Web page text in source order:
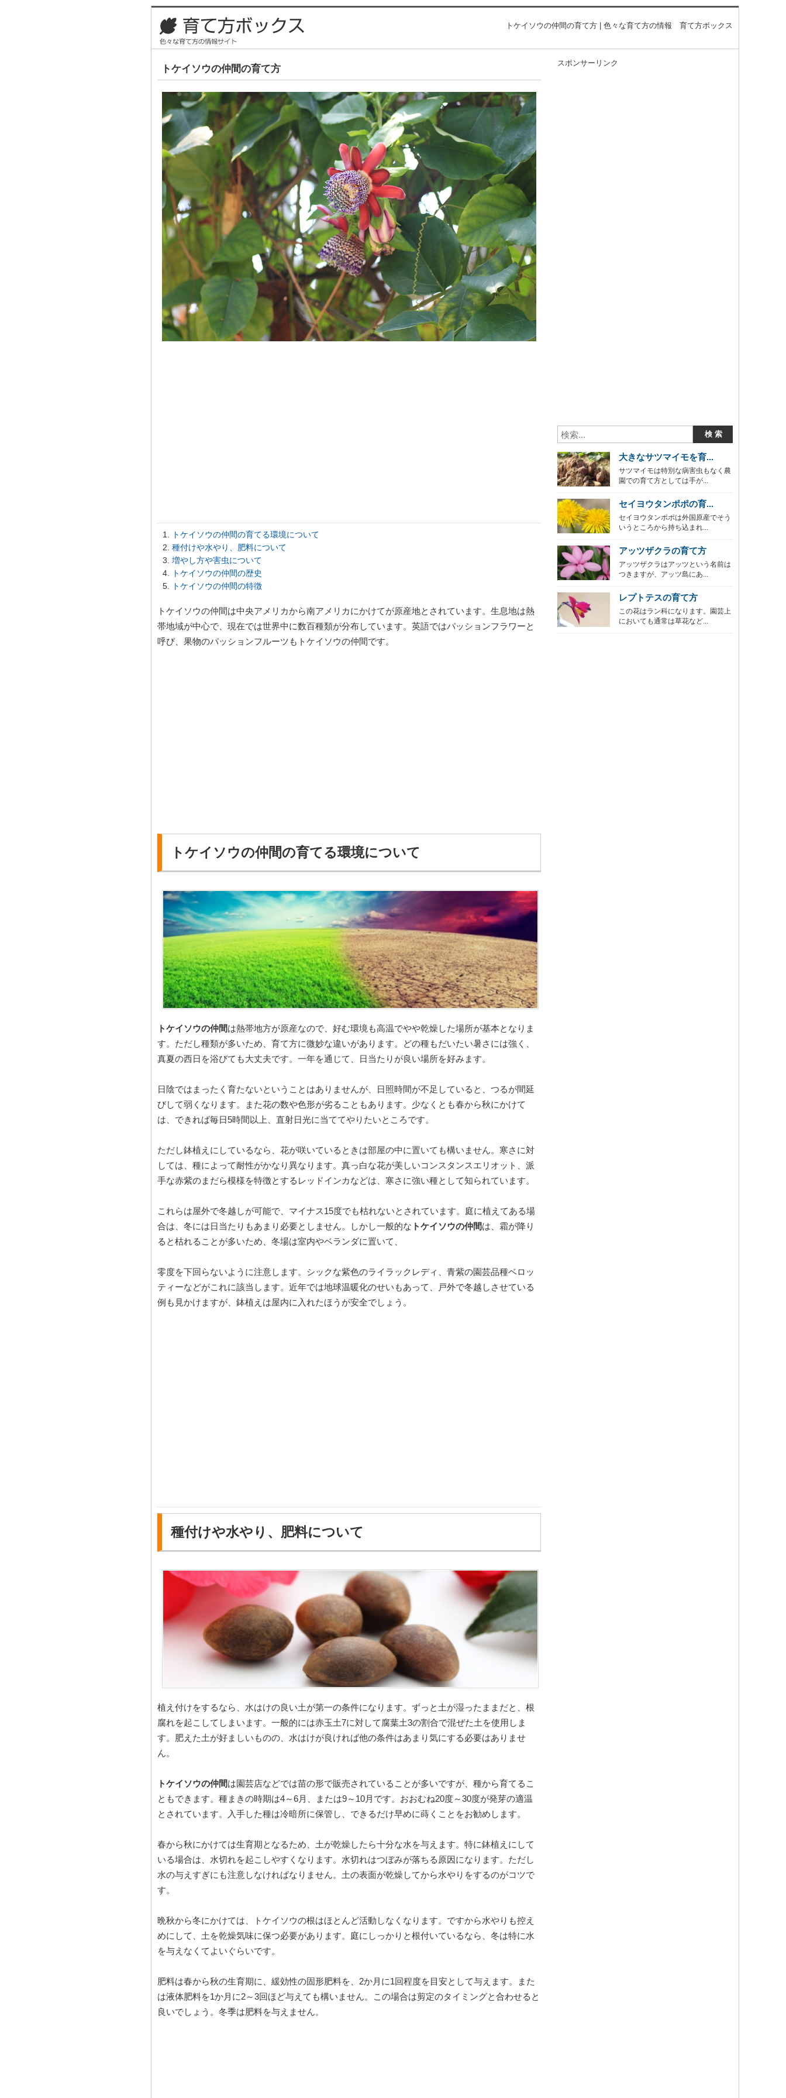
トケイソウの仲間の育て方 | 色々な育て方の情報 育て方ボックス
トケイソウの仲間の育て方
トケイソウの仲間の育てる環境について
種付けや水やり、肥料について
増やし方や害虫について
トケイソウの仲間の歴史
トケイソウの仲間の特徴
トケイソウの仲間は中央アメリカから南アメリカにかけてが原産地とされています。生息地は熱
帯地域が中心で、現在では世界中に数百種類が分布しています。英語ではパッションフラワーと
呼び、果物のパッションフルーツもトケイソウの仲間です。
トケイソウの仲間の育てる環境について
トケイソウの仲間は熱帯地方が原産なので、好む環境も高温でやや乾燥した場所が基本となりま
す。ただし種類が多いため、育て方に微妙な違いがあります。どの種もだいたい暑さには強く、
真夏の西日を浴びても大丈夫です。一年を通じて、日当たりが良い場所を好みます。
日陰ではまったく育たないということはありませんが、日照時間が不足していると、つるが間延
びして弱くなります。また花の数や色形が劣ることもあります。少なくとも春から秋にかけて
は、できれば毎日5時間以上、直射日光に当ててやりたいところです。
ただし鉢植えにしているなら、花が咲いているときは部屋の中に置いても構いません。寒さに対
しては、種によって耐性がかなり異なります。真っ白な花が美しいコンスタンスエリオット、派
手な赤紫のまだら模様を特徴とするレッドインカなどは、寒さに強い種として知られています。
これらは屋外で冬越しが可能で、マイナス15度でも枯れないとされています。庭に植えてある場
合は、冬には日当たりもあまり必要としません。しかし一般的な トケイソウの仲間は、霜が降り
ると枯れることが多いため、冬場は室内やベランダに置いて、
零度を下回らないように注意します。シックな紫色のライラックレディ、青紫の園芸品種ベロッ
ティーなどがこれに該当します。近年では地球温暖化のせいもあって、戸外で冬越しさせている
例も見かけますが、鉢植えは屋内に入れたほうが安全でしょう。
種付けや水やり、肥料について
植え付けをするなら、水はけの良い土が第一の条件になります。ずっと土が湿ったままだと、根
腐れを起こしてしまいます。一般的には赤玉土7に対して腐葉土3の割合で混ぜた土を使用しま
す。肥えた土が好ましいものの、水はけが良ければ他の条件はあまり気にする必要はありませ
ん。
トケイソウの仲間は園芸店などでは苗の形で販売されていることが多いですが、種から育てるこ
ともできます。種まきの時期は4～6月、または9～10月です。おおむね20度～30度が発芽の適温
とされています。入手した種は冷暗所に保管し、できるだけ早めに蒔くことをお勧めします。
春から秋にかけては生育期となるため、土が乾燥したら十分な水を与えます。特に鉢植えにして
いる場合は、水切れを起こしやすくなります。水切れはつぼみが落ちる原因になります。ただし
水の与えすぎにも注意しなければなりません。土の表面が乾燥してから水やりをするのがコツで
す。
晩秋から冬にかけては、トケイソウの根はほとんど活動しなくなります。ですから水やりも控え
めにして、土を乾燥気味に保つ必要があります。庭にしっかりと根付いているなら、冬は特に水
を与えなくてよいぐらいです。
肥料は春から秋の生育期に、緩効性の固形肥料を、2か月に1回程度を目安として与えます。また
は液体肥料を1か月に2～3回ほど与えても構いません。この場合は剪定のタイミングと合わせると
良いでしょう。冬季は肥料を与えません。
スポンサーリンク
大きなサツマイモを育...
サツマイモは特別な病害虫もなく農
園での育て方としては手が...
セイヨウタンポポの育...
セイヨウタンポポは外国原産でそう
いうところから持ち込まれ...
アッツザクラの育て方
アッツザクラはアッツという名前は
つきますが、アッツ島にあ...
レプトテスの育て方
この花はラン科になります。園芸上
においても通常は草花など...